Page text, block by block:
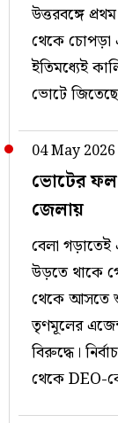
উত্তরবঙ্গে
থেকে চোপড়া
ইতিমধ্যেই
ভোটে
04 May
ভোটের ফল
জেলায়
বেলা
উড়তে থাকে
থেকে আসতে
তৃণমূলের
বিরুদ্ধে।
থেকে DEO-